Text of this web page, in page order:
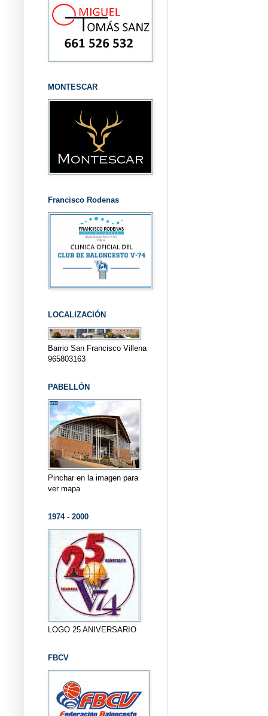
MONTESCAR
Francisco Rodenas
LOCALIZACIÓN
Barrio San Francisco Villena
965803163
PABELLÓN
Pinchar en la imagen para
ver mapa
1974 - 2000
LOGO 25 ANIVERSARIO
FBCV